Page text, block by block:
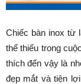
Chiếc bàn inox từ
thể thiếu trong
thích đến vậy là
đẹp mắt và tiện